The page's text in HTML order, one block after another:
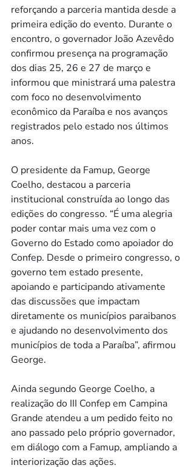
reforçando a parceria mantida desde a
primeira edição do evento. Durante o
encontro, o governador João Azevêdo
confirmou presença na programação
dos dias 25, 26 e 27 de março e
informou que ministrará uma palestra
com foco no desenvolvimento
econômico da Paraíba e nos avanços
registrados pelo estado nos últimos
anos.
O presidente da Famup, George
Coelho, destacou a parceria
institucional construída ao longo das
edições do congresso. “É uma alegria
poder contar mais uma vez com o
Governo do Estado como apoiador do
Confep. Desde o primeiro congresso, o
governo tem estado presente,
apoiando e participando ativamente
das discussões que impactam
diretamente os municípios paraibanos
e ajudando no desenvolvimento dos
municípios de toda a Paraíba”, afirmou
George.
Ainda segundo George Coelho, a
realização do III Confep em Campina
Grande atendeu a um pedido feito no
ano passado pelo próprio governador,
em diálogo com a Famup, ampliando a
interiorização das ações.